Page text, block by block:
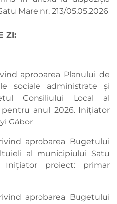
Mare nr. 213/05.05.2026
ZI:
aprobarea Planului de
sociale administrate şi
Consiliului Local al
anul 2026. Inițiator
Gábor
aprobarea Bugetului
al municipiului Satu
proiect: primar
aprobarea Bugetului